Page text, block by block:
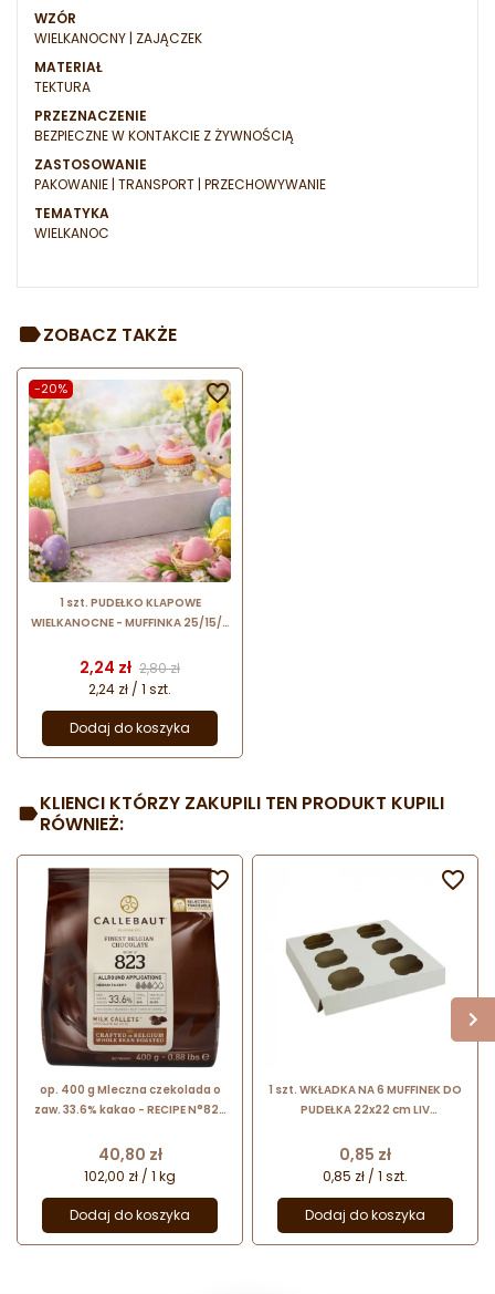
WZÓR
WIELKANOCNY | ZAJĄCZEK
MATERIAŁ
TEKTURA
PRZEZNACZENIE
BEZPIECZNE W KONTAKCIE Z ŻYWNOŚCIĄ
ZASTOSOWANIE
PAKOWANIE | TRANSPORT | PRZECHOWYWANIE
TEMATYKA
WIELKANOC
ZOBACZ TAKŻE
-20%
1 szt. PUDEŁKO KLAPOWE
WIELKANOCNE - MUFFINKA 25/15/8
opakowanie na wielkanocne
wypieki
Cena
2,24 zł Cena podstawowa
2,80 zł
2,24 zł / 1 szt.
Dodaj do koszyka

KLIENCI KTÓRZY ZAKUPILI TEN PRODUKT KUPILI
RÓWNIEŻ:
op. 400 g Mleczna czekolada o
zaw. 33.6% kakao - RECIPE N°823
Cena
40,80 zł
102,00 zł / 1 kg
Dodaj do koszyka

1 szt. WKŁADKA NA 6 MUFFINEK DO
PUDEŁKA 22x22 cm LIV
ułatwiająca transport babeczek
Cena
0,85 zł
0,85 zł / 1 szt.
Dodaj do koszyka
